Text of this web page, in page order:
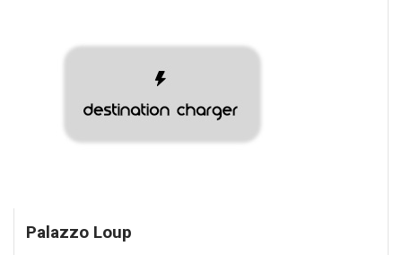
Palazzo Loup